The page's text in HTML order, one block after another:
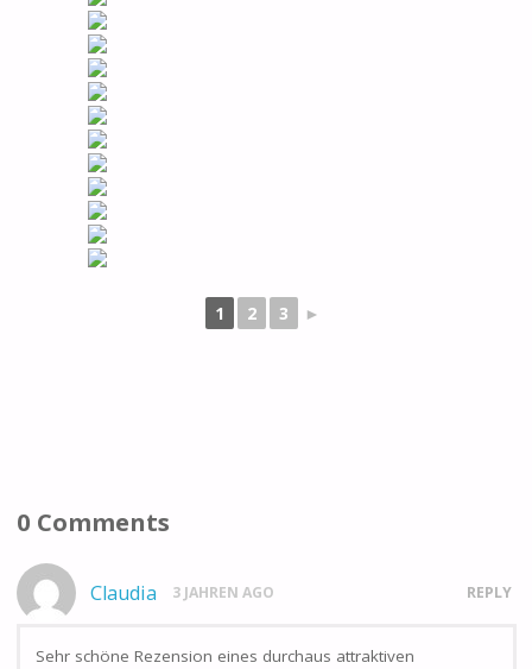
1 2 3 ►
0 Comments
Claudia 3 JAHREN AGO REPLY
Sehr schöne Rezension eines durchaus attraktiven